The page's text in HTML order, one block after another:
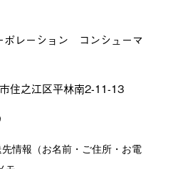
ポレーション コンシューマ
住之江区平林南2-11-13
先情報（お名前・ご住所・お電